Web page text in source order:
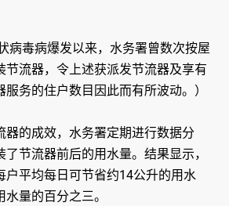
病毒病爆发以来，水务署曾数次按屋
节流器，令上述获派发节流器及享有
务的住户数目因此而有所波动。）
的成效，水务署定期进行数据分
节流器前后的用水量。结果显示，
户平均每日可节省约14公升的用水
量的百分之三。